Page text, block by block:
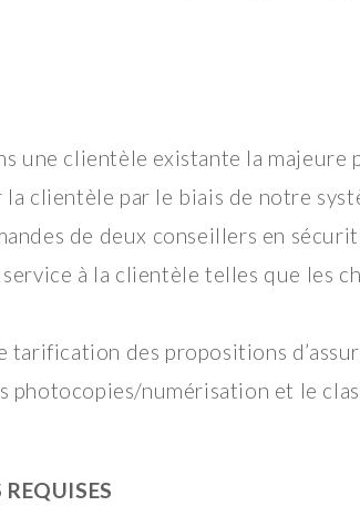
une clientèle existante la majeure
clientèle par le biais de notre
de deux conseillers en
service à la clientèle telles que les
tarification des propositions
photocopies/numérisation et le